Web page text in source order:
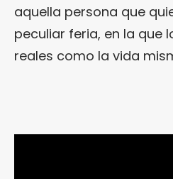
aquella persona que
peculiar feria, en la que
reales como la vida